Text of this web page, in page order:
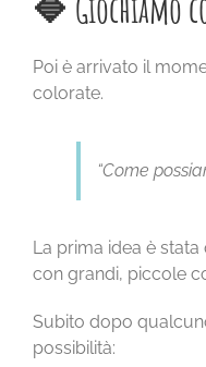
🔷 Giochiamo
Poi è arrivato il
colorate.
“Come
La prima idea è
con grandi, piccole
Subito dopo
possibilità: